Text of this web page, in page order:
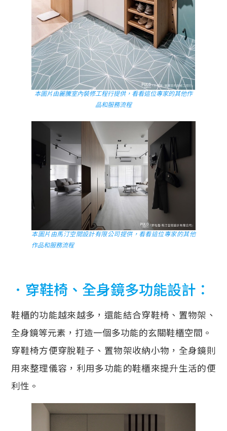
本圖片由麗騰室內裝修工程行提供，看看這位專家的其他作
品和服務流程
本圖片由馬汀空間設計有限公司提供，看看這位專家的其他
作品和服務流程
．穿鞋椅、全身鏡多功能設計：
鞋櫃的功能越來越多，還能結合穿鞋椅、置物架、
全身鏡等元素，打造一個多功能的玄關鞋櫃空間。
穿鞋椅方便穿脫鞋子、置物架收納小物，全身鏡則
用來整理儀容，利用多功能的鞋櫃來提升生活的便
利性。